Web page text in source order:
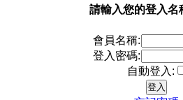
請輸入您的登入名
會員名稱:
登入密碼:
自動登入: